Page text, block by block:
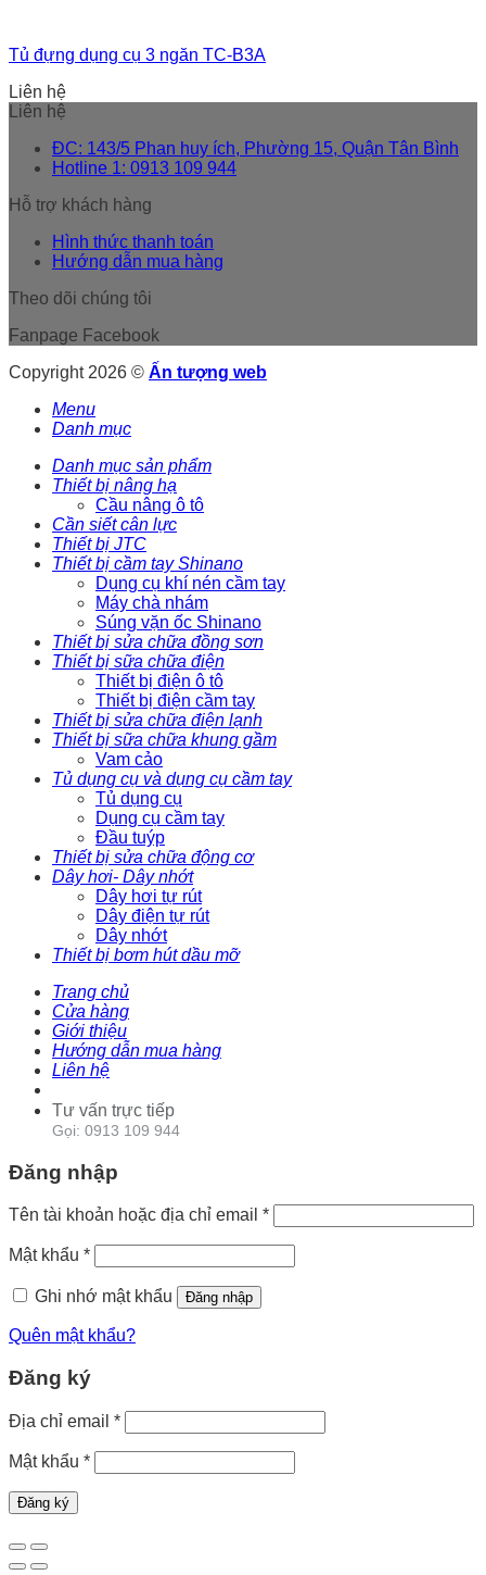
Tủ đựng dụng cụ 3 ngăn TC-B3A
Liên hệ
Liên hệ
ĐC: 143/5 Phan huy ích, Phường 15, Quận Tân Bình
Hotline 1: 0913 109 944
Hỗ trợ khách hàng
Hình thức thanh toán
Hướng dẫn mua hàng
Theo dõi chúng tôi
Fanpage Facebook
Copyright 2026 © Ấn tượng web
Menu
Danh mục
Danh mục sản phẩm
Thiết bị nâng hạ
Cầu nâng ô tô
Cần siết cân lực
Thiết bị JTC
Thiết bị cầm tay Shinano
Dụng cụ khí nén cầm tay
Máy chà nhám
Súng vặn ốc Shinano
Thiết bị sửa chữa đồng sơn
Thiết bị sữa chữa điện
Thiết bị điện ô tô
Thiết bị điện cầm tay
Thiết bị sửa chữa điện lạnh
Thiết bị sữa chữa khung gầm
Vam cảo
Tủ dụng cụ và dụng cụ cầm tay
Tủ dụng cụ
Dụng cụ cầm tay
Đầu tuýp
Thiết bị sửa chữa động cơ
Dây hơi- Dây nhớt
Dây hơi tự rút
Dây điện tự rút
Dây nhớt
Thiết bị bơm hút dầu mỡ
Trang chủ
Cửa hàng
Giới thiệu
Hướng dẫn mua hàng
Liên hệ
Tư vấn trực tiếp
Gọi: 0913 109 944
Đăng nhập
Tên tài khoản hoặc địa chỉ email *
Mật khẩu *
Ghi nhớ mật khẩu Đăng nhập
Quên mật khẩu?
Đăng ký
Địa chỉ email *
Mật khẩu *
Đăng ký